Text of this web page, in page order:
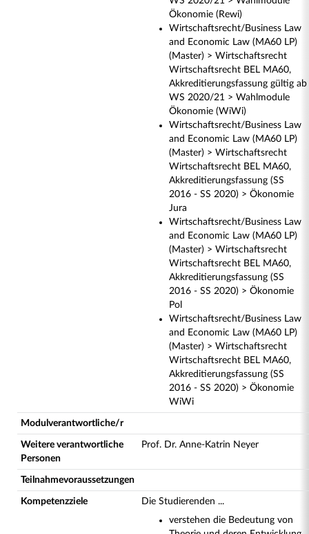
Ökonomie (Rewi)
Wirtschaftsrecht/Business Law
and Economic Law (MA60 LP)
(Master) > Wirtschaftsrecht
Wirtschaftsrecht BEL MA60,
Akkreditierungsfassung gültig ab
WS 2020/21 > Wahlmodule
Ökonomie (WiWi)
Wirtschaftsrecht/Business Law
and Economic Law (MA60 LP)
(Master) > Wirtschaftsrecht
Wirtschaftsrecht BEL MA60,
Akkreditierungsfassung (SS
2016 - SS 2020) > Ökonomie
Jura
Wirtschaftsrecht/Business Law
and Economic Law (MA60 LP)
(Master) > Wirtschaftsrecht
Wirtschaftsrecht BEL MA60,
Akkreditierungsfassung (SS
2016 - SS 2020) > Ökonomie
Pol
Wirtschaftsrecht/Business Law
and Economic Law (MA60 LP)
(Master) > Wirtschaftsrecht
Wirtschaftsrecht BEL MA60,
Akkreditierungsfassung (SS
2016 - SS 2020) > Ökonomie
WiWi
Modulverantwortliche/r
Weitere verantwortliche
Personen
Prof. Dr. Anne-Katrin Neyer
Teilnahmevoraussetzungen
Kompetenzziele
Die Studierenden ...
verstehen die Bedeutung von